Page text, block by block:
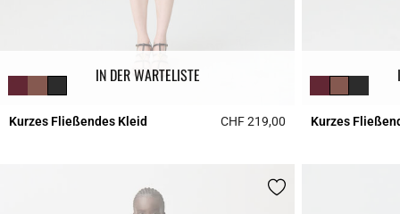
IN DER WARTELISTE
Kurzes Fließendes Kleid CHF 219,00 3.7 out of 5
Kurzes